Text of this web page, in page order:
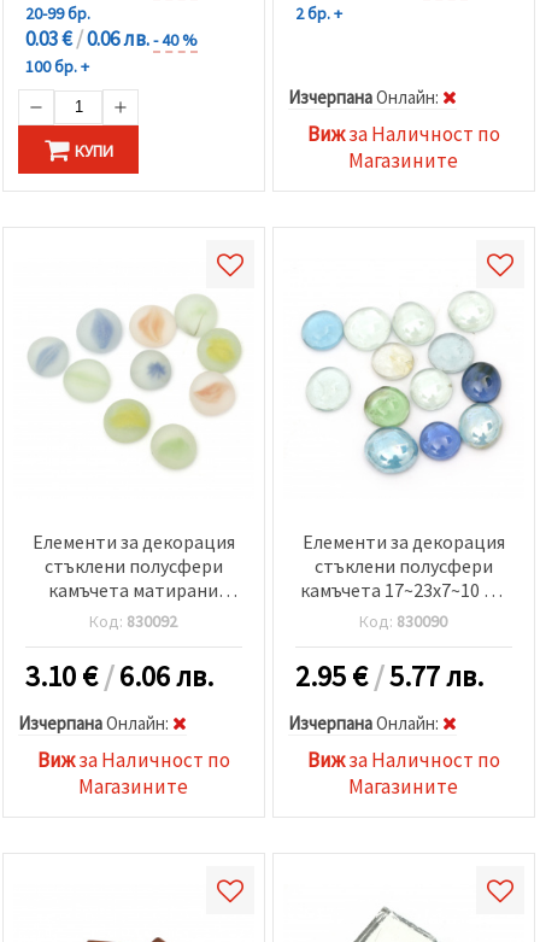
20-99 бр.
0.03 €/0.06 лв.- 40 %
100 бр. +
КУПИ
2 бр. +
ИзчерпанаOнлайн:
Вижза Наличност по
Магазините
Елементи за декорация
стъклени полусфери
камъчета матирани
17~22x8~10 мм асорте
цветове ~380 грама ~76
броя
Код: 830092
3.10€/6.06 лв.
ИзчерпанаOнлайн:
Вижза Наличност по
Магазините
Елементи за декорация
стъклени полусфери
камъчета 17~23x7~10 мм
синьо-зелена гама ~380
грама ~90 броя
Код: 830090
2.95€/5.77 лв.
ИзчерпанаOнлайн:
Вижза Наличност по
Магазините